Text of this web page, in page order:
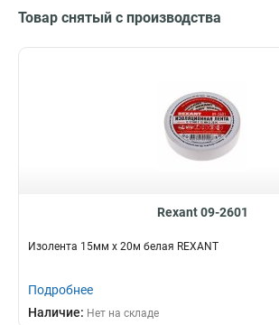
Товар снятый с производства
Rexant 09-2601
Изолента 15мм х 20м белая REXANT
Подробнее
Наличие: Нет на складе